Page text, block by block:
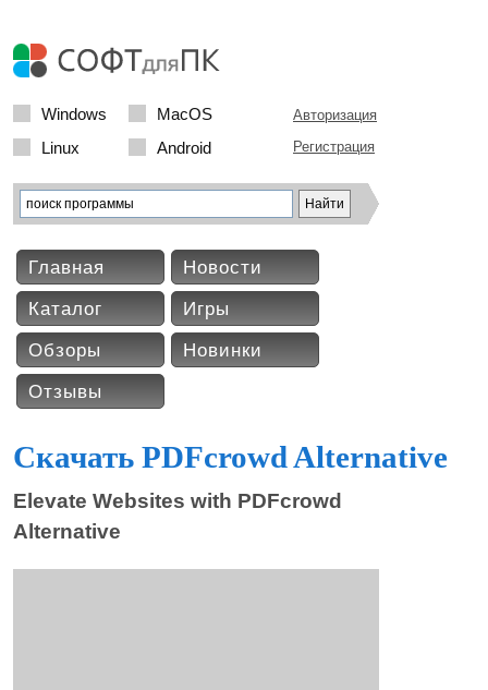
Windows
MacOS
Linux
Android
Авторизация
Регистрация
Главная
Новости
Каталог
Игры
Обзоры
Новинки
Отзывы
Скачать PDFcrowd Alternative
Elevate Websites with PDFcrowd
Alternative